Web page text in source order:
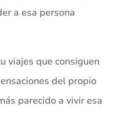
a esa persona
viajes que consiguen
del propio
parecido a vivir esa